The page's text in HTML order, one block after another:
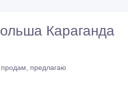
Караганда
предлагаю